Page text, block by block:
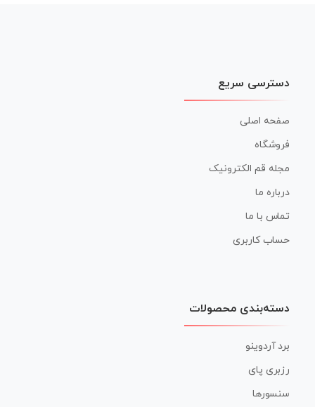
دسترسی سریع
صفحه اصلی
فروشگاه
مجله قم الکترونیک
درباره ما
تماس با ما
حساب کاربری
دسته‌بندی محصولات
برد آردوینو
رزبری پای
سنسورها